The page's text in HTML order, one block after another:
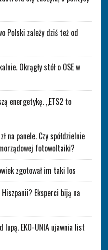
Polski zależy dziś też od
Okrągły stół o OSE w
energetykę. „ETS2 to
na panele. Czy spółdzielnie
fotowoltaiki?
zgotował im taki los
Eksperci biją na
lupą. EKO-UNIA ujawnia list